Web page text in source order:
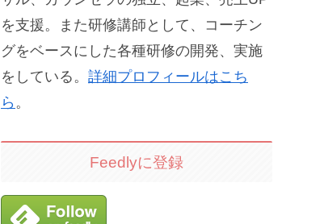
を支援。また研修講師として、コーチン
グをベースにした各種研修の開発、実施
をしている。 詳細プロフィールはこち
ら 。
Feedlyに登録